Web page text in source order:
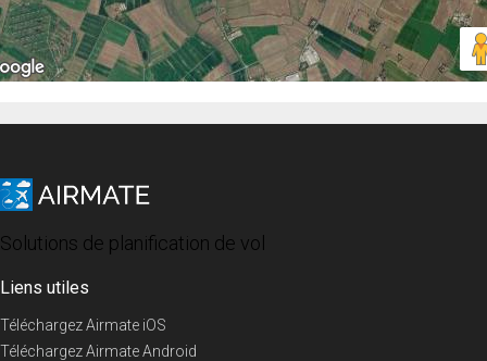
Solutions de planification de vol
Liens utiles
Téléchargez Airmate iOS
Téléchargez Airmate Android